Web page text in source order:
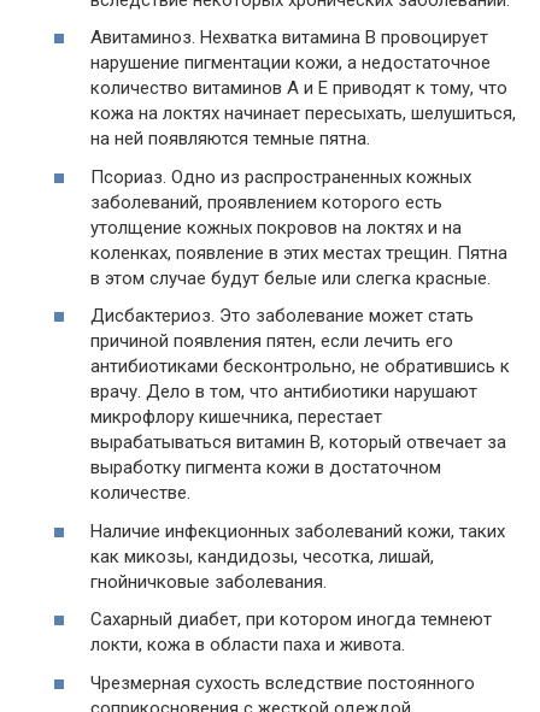
Авитаминоз. Нехватка витамина В провоцирует
нарушение пигментации кожи, а недостаточное
количество витаминов А и Е приводят к тому, что
кожа на локтях начинает пересыхать, шелушиться,
на ней появляются темные пятна.
Псориаз. Одно из распространенных кожных
заболеваний, проявлением которого есть
утолщение кожных покровов на локтях и на
коленках, появление в этих местах трещин. Пятна
в этом случае будут белые или слегка красные.
Дисбактериоз. Это заболевание может стать
причиной появления пятен, если лечить его
антибиотиками бесконтрольно, не обратившись к
врачу. Дело в том, что антибиотики нарушают
микрофлору кишечника, перестает
вырабатываться витамин В, который отвечает за
выработку пигмента кожи в достаточном
количестве.
Наличие инфекционных заболеваний кожи, таких
как микозы, кандидозы, чесотка, лишай,
гнойничковые заболевания.
Сахарный диабет, при котором иногда темнеют
локти, кожа в области паха и живота.
Чрезмерная сухость вследствие постоянного